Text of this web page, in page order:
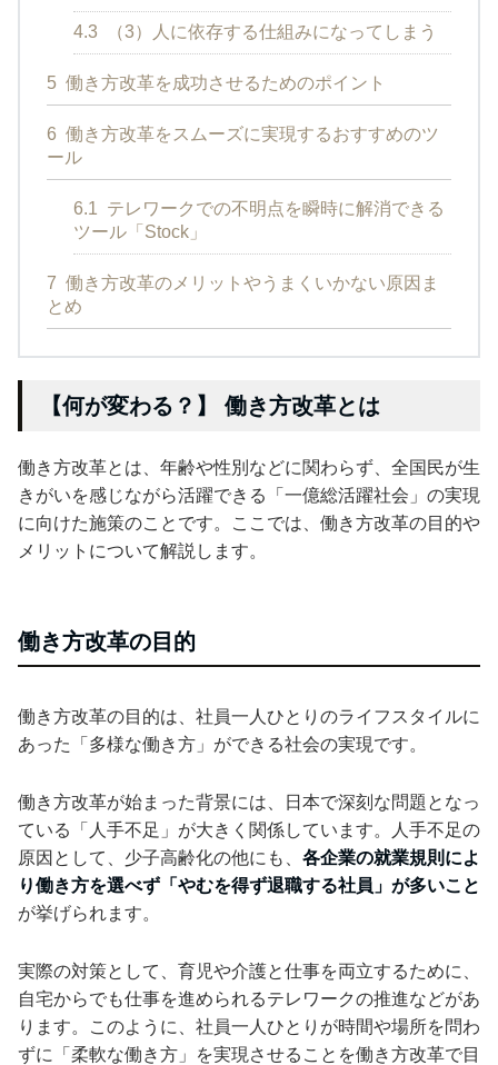
4.3 （3）人に依存する仕組みになってしまう
5 働き方改革を成功させるためのポイント
6 働き方改革をスムーズに実現するおすすめのツ
ール
6.1 テレワークでの不明点を瞬時に解消できる
ツール「Stock」
7 働き方改革のメリットやうまくいかない原因ま
とめ
【何が変わる？】 働き方改革とは
働き方改革とは、年齢や性別などに関わらず、全国民が生
きがいを感じながら活躍できる「一億総活躍社会」の実現
に向けた施策のことです。ここでは、働き方改革の目的や
メリットについて解説します。
働き方改革の目的
働き方改革の目的は、社員一人ひとりのライフスタイルに
あった「多様な働き方」ができる社会の実現です。
働き方改革が始まった背景には、日本で深刻な問題となっ
ている「人手不足」が大きく関係しています。人手不足の
原因として、少子高齢化の他にも、 各企業の就業規則によ
り働き方を選べず「やむを得ず退職する社員」が多いこと
が挙げられます。
実際の対策として、育児や介護と仕事を両立するために、
自宅からでも仕事を進められるテレワークの推進などがあ
ります。このように、社員一人ひとりが時間や場所を問わ
ずに「柔軟な働き方」を実現させることを働き方改革で目